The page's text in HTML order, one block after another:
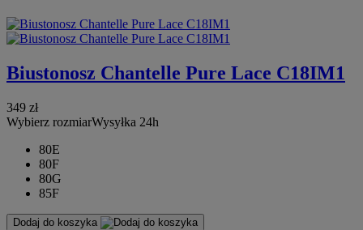
Biustonosz Chantelle Pure Lace C18IM1
349 zł
Wybierz rozmiarWysyłka 24h
80E
80F
80G
85F
Dodaj do koszyka